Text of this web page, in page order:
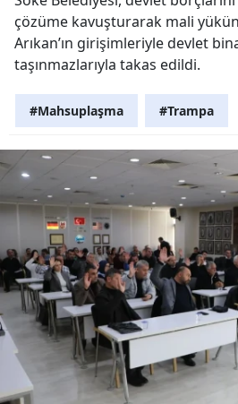
çözüme kavuşturarak mali
Arıkan’ın girişimleriyle devlet
taşınmazlarıyla takas edildi.
#Mahsuplaşma #Trampa